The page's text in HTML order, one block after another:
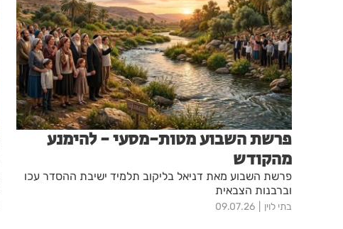
פרשת השבוע מטות-מסעי - להימנע
מהקודש
פרשת השבוע מאת דניאל בליקוב תלמיד ישיבת ההסדר עכו
וברבנות הצבאית
בתי לוין 09.07.26